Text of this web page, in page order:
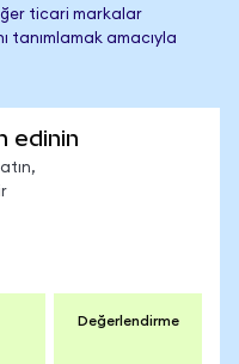
ticari markalar
tanımlamak amacıyla
edinin
Değerlendirme